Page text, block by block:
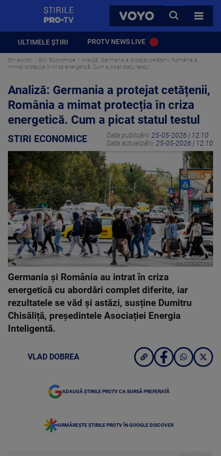
VOYO
CAUTA
TOATE
ULTIMELE ȘTIRI PROTV NEWS LIVE
Stirileprotv Stiri Economice
Analiză: Germania a protejat cetățenii, România a
mimat protecția în criza energetică. Cum a picat statul testul
Analiză: Germania a protejat cetățenii,
România a mimat protecția în criza
energetică. Cum a picat statul testul
STIRI ECONOMICE Data publicării: 25-05-2026 | 12:10
Data actualizării: 25-05-2026 | 12:10
SHUTTERSTOCK
Germania și România au intrat în criza
energetică cu abordări complet diferite, iar
rezultatele se văd și astăzi, susține Dumitru
Chisăliță, președintele Asociației Energia
Inteligentă.
VLAD DOBREA
ADAUGĂ ȘTIRILE PROTV CA SURSĂ PREFERATĂ
URMĂREȘTE ȘTIRILE PROTV ÎN GOOGLE DISCOVER